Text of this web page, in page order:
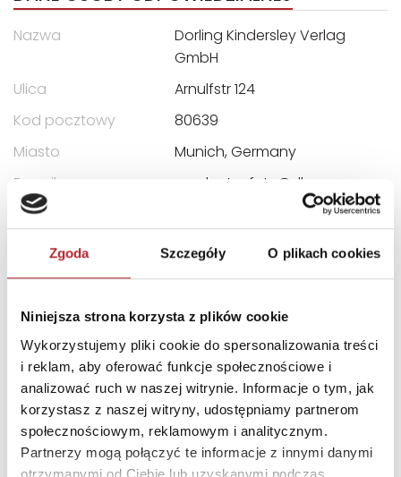
Zgoda Szczegóły O plikach cookies
Niniejsza strona korzysta z plików cookie
Wykorzystujemy pliki cookie do spersonalizowania treści
i reklam, aby oferować funkcje społecznościowe i
analizować ruch w naszej witrynie. Informacje o tym, jak
korzystasz z naszej witryny, udostępniamy partnerom
społecznościowym, reklamowym i analitycznym.
Partnerzy mogą połączyć te informacje z innymi danymi
otrzymanymi od Ciebie lub uzyskanymi podczas
Nazwa
Dorling Kindersley Verlag
GmbH
Ulica
Arnulfstr 124
Kod pocztowy
80639
Miasto
Munich, Germany
E-mail
productsafety@dk.com
INNI KLIENCI KUPOWALI
Brak danych